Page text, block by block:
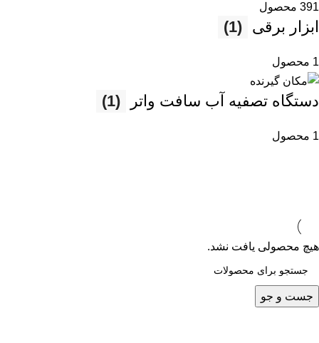
391 محصول
ابزار برقی (1)
1 محصول
دستگاه تصفیه آب سافت واتر (1)
1 محصول
هیچ محصولی یافت نشد.
جست و جو